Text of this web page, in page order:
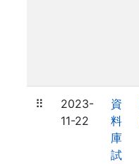
⠿
2023-
11-22
資
料
庫
試